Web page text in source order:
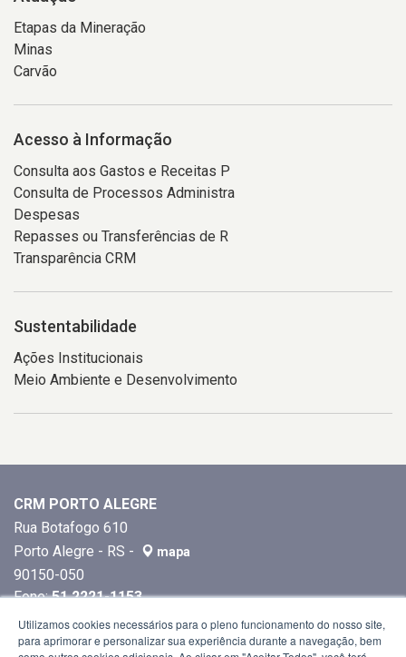
Etapas da Mineração
Minas
Carvão
Acesso à Informação
Consulta aos Gastos e Receitas P
Consulta de Processos Administra
Despesas
Repasses ou Transferências de R
Transparência CRM
Sustentabilidade
Ações Institucionais
Meio Ambiente e Desenvolvimento
CRM PORTO ALEGRE
Rua Botafogo 610
Porto Alegre - RS -
mapa
90150-050
Fone:51 2221-1153
Utilizamos cookies necessários para o pleno funcionamento do nosso site,
para aprimorar e personalizar sua experiência durante a navegação, bem